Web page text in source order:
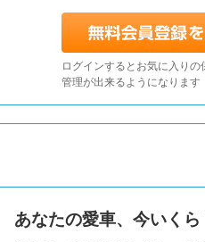
ログインするとお気に入り
管理が出来るようになります
あなたの愛車、今いくら